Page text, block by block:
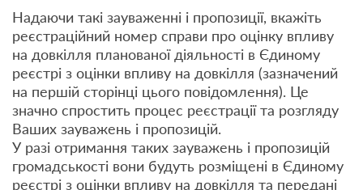
Надаючи такі зауваженні і пропозиції, вкажіть
реєстраційний номер справи про оцінку впливу
на довкілля планованої діяльності в Єдиному
реєстрі з оцінки впливу на довкілля (зазначений
на першій сторінці цього повідомлення). Це
значно спростить процес реєстрації та розгляду
Ваших зауважень і пропозицій.
У разі отримання таких зауважень і пропозицій
громадськості вони будуть розміщені в Єдиному
реєстрі з оцінки впливу на довкілля та передані